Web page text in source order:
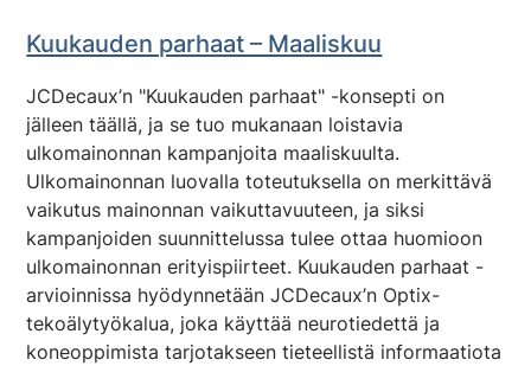
Kuukauden parhaat – Maaliskuu
JCDecaux’n "Kuukauden parhaat" -konsepti on
jälleen täällä, ja se tuo mukanaan loistavia
ulkomainonnan kampanjoita maaliskuulta.
Ulkomainonnan luovalla toteutuksella on merkittävä
vaikutus mainonnan vaikuttavuuteen, ja siksi
kampanjoiden suunnittelussa tulee ottaa huomioon
ulkomainonnan erityispiirteet. Kuukauden parhaat -
arvioinnissa hyödynnetään JCDecaux’n Optix-
tekoälytyökalua, joka käyttää neurotiedettä ja
koneoppimista tarjotakseen tieteellistä informaatiota